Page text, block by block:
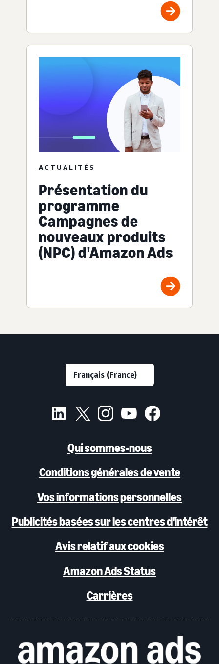
ACTUALITÉS
Présentation du
programme
Campagnes de
nouveaux produits
(NPC) d'Amazon Ads
Qui sommes-nous
Conditions générales de vente
Vos informations personnelles
Publicités basées sur les centres d'intérêt
Avis relatif aux cookies
Amazon Ads Status
Carrières